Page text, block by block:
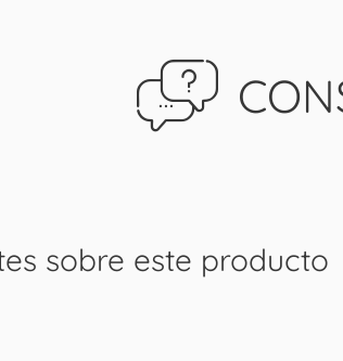
sobre este producto